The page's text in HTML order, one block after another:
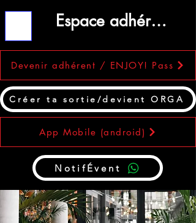
Devenir adhérent / ENJOY! Pass
Créer ta sortie/devient ORGA
Espace adhérent
NotifÉvent
App Mobile (android)